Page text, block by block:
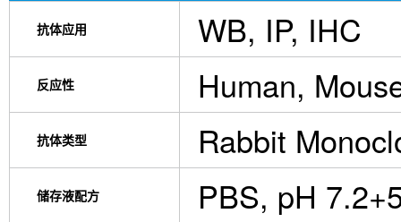
抗体应用 WB, IP, IHC
反应性 Human,
抗体类型 Rabbit
储存液配方 PBS, pH